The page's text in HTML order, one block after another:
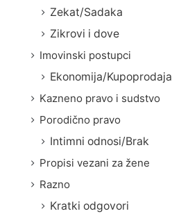
Zekat/Sadaka
Zikrovi i dove
Imovinski postupci
Ekonomija/Kupoprodaja
Kazneno pravo i sudstvo
Porodično pravo
Intimni odnosi/Brak
Propisi vezani za žene
Razno
Kratki odgovori